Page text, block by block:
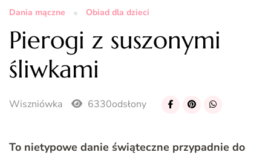
Dania mączne Obiad dla dzieci
Pierogi z suszonymi
śliwkami
Wiszniówka 6330odsłony
To nietypowe danie świąteczne przypadnie do